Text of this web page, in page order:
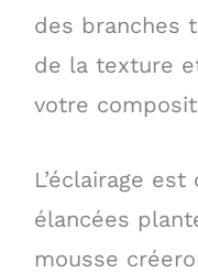
des branches
de la texture
votre
L’éclairage
élancées
mousse